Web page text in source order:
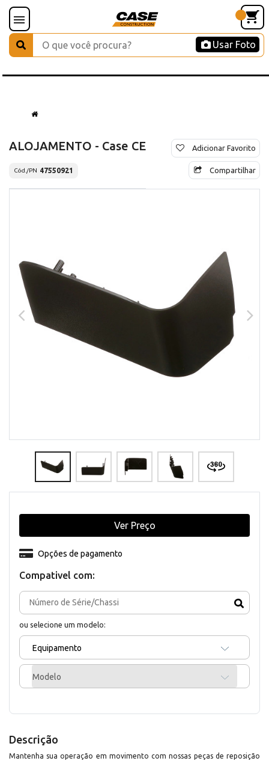
Usar Foto
ALOJAMENTO - Case CE
Cód./PN 47550921
Adicionar Favorito
Compartilhar
Compativel com:
ou selecione um modelo:
Equipamento
Modelo
Opções de pagamento
Ver Preço
Descrição
Mantenha sua operação em movimento com nossas peças de reposição